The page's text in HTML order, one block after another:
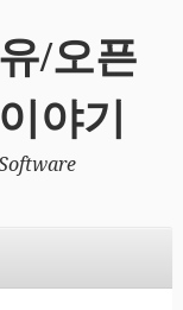
/오픈
야기